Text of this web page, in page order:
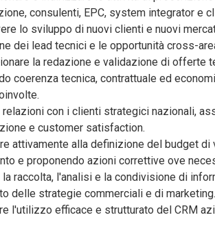
consulenti, EPC, system integrator e
lo sviluppo di nuovi clienti e nuovi
dei lead tecnici e le opportunità cross-
la redazione e validazione di offerte
coerenza tecnica, contrattuale ed
relazioni con i clienti strategici nazionali,
e customer satisfaction.
attivamente alla definizione del budget di
e proponendo azioni correttive ove
la raccolta, l'analisi e la condivisione di
delle strategie commerciali e di marketing.
l'utilizzo efficace e strutturato del CRM